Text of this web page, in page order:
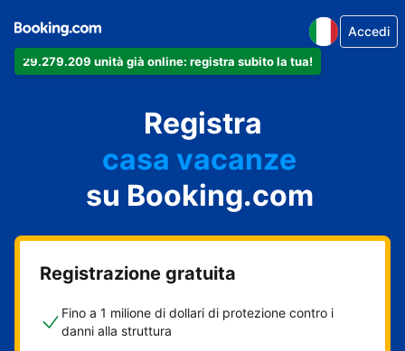
29.279.209 unità già online: registra subito la tua!
Accedi
Registra
il tuo appartamento
il tuo hotel
casa vacanze
la tua guest house
il tuo B&B
su Booking.com
Registrazione gratuita
Fino a 1 milione di dollari di protezione contro i
danni alla struttura